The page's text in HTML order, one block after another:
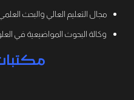
مجال التعليم العالي والبحث
وكالة البحوث المواضيعية في